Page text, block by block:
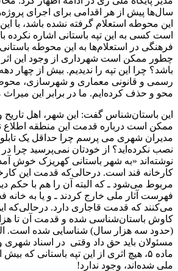
سال‌ها پیش از هر اقدامی برای اجرای
این محوطه استعلام گرفته نشده باشد، با
است کسی به این تپه باستانی اشاره نکرده
فرهنگی در استعلام‌ها به این محوطه
چطور ممکن است شهرداری از وجود این اثر
باشد؟ چرا این تپه را ندیدیم. بیش از چهار
رسمی و قانونی معماری و شهرسازی،
محو و حذف کرده‌ایم. ما در برابر این میراث
این باستان‌شناس گفت: این شهر، اهل تاریح
ممکن است درباره قدمت این منطقه اطلاع
مدیران شهری می پرسم چرا حداقل یک
نصب نکرده‌اید؟ از خودتان نمی‌پرسید چرا
نوشته‌اند «به شهر باستانی کهریزک خوش
کارخانه قند است. درحالی‌که قدمت این
مربوط می‌شود ـ که البته آن را هم با حکم
فهرست آثار ملی خارج کردند ـ و یا به خانه
کاوش باستان‌شناسی شده و قدمت آن تا
(حدود سه هزار سال) شناسایی شده است.
مسئولان باید حق داد وقتی در اسناد
ملی شده‌اند، وجود ندارد!